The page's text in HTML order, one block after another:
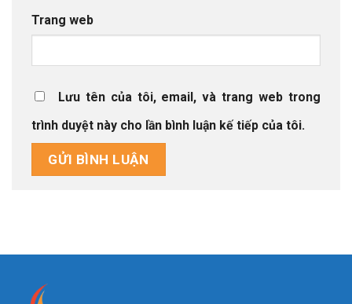
Trang web
Lưu tên của tôi, email, và trang web trong
trình duyệt này cho lần bình luận kế tiếp của tôi.